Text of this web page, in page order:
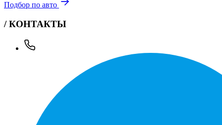
Подбор по авто
/ КОНТАКТЫ